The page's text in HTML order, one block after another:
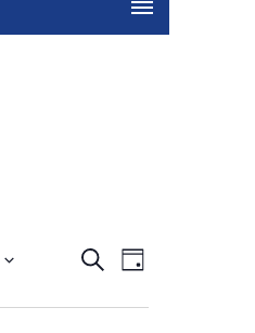
Búsqueda
BUSCARNavegación
de
DAY
Seleccionar